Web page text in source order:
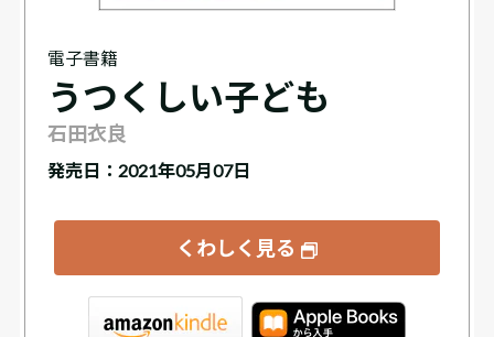
電子書籍
うつくしい子ども
石田衣良
発売日：2021年05月07日
くわしく見る